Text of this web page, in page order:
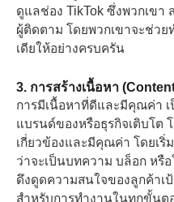
ดูแลช่อง TikTok ซึ่งพวกเข
ผู้ติดตาม โดยพวกเขาจะช่วย
เดียให้อย่างครบครัน
3. การสร้างเนื้อหา
การมีเนื้อหาที่ดีและมีคุณค่า
แบรนด์ของหรือธุรกิจเติบโต
เกี่ยวข้องและมีคุณค่า โดยเ
ว่าจะเป็นบทความ บล็อก หรือ
ดึงดูดความสนใจของลูกค้าเ
สำหรับการทำงานในทุกขั้นต